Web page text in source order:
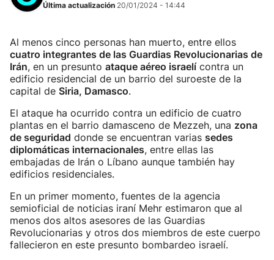
Última actualización 20/01/2024 - 14:44
Al menos cinco personas han muerto, entre ellos
cuatro integrantes de las Guardias Revolucionarias de
Irán, en un presunto ataque aéreo israelícontra un
edificio residencial de un barrio del suroeste de la
capital de Siria, Damasco.
El ataque ha ocurrido contra un edificio de cuatro
plantas en el barrio damasceno de Mezzeh, una zona
de seguridad donde se encuentran varias sedes
diplomáticas internacionales, entre ellas las
embajadas de Irán o Líbano aunque también hay
edificios residenciales.
En un primer momento, fuentes de la agencia
semioficial de noticias iraní Mehr estimaron que al
menos dos altos asesores de las Guardias
Revolucionarias y otros dos miembros de este cuerpo
fallecieron en este presunto bombardeo israelí.